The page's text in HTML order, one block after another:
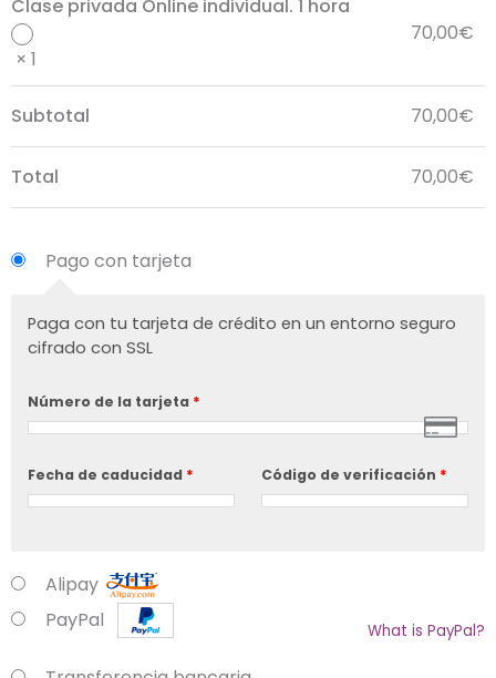
Clase privada Online individual. 1 hora
× 1
70,00€
Subtotal 70,00€
Total 70,00€
Pago con tarjeta
Paga con tu tarjeta de crédito en un entorno seguro
cifrado con SSL
Número de la tarjeta *
Fecha de caducidad * Código de verificación *
Alipay
PayPal
What is PayPal?